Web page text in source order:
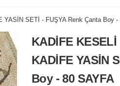
SETİ - FUŞYA Renk Çanta Boy -
KADİFE KESELİ
KADİFE YASİN
Boy - 80 SAYFA